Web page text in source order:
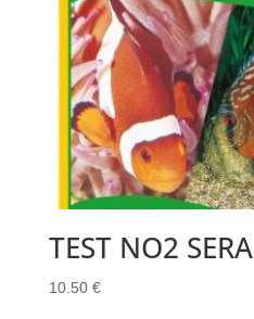
TEST NO2 SERA
10.50 €